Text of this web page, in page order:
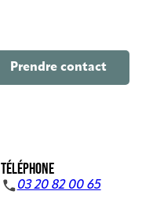
Prendre contact
TÉLÉPHONE
03 20 82 00 65